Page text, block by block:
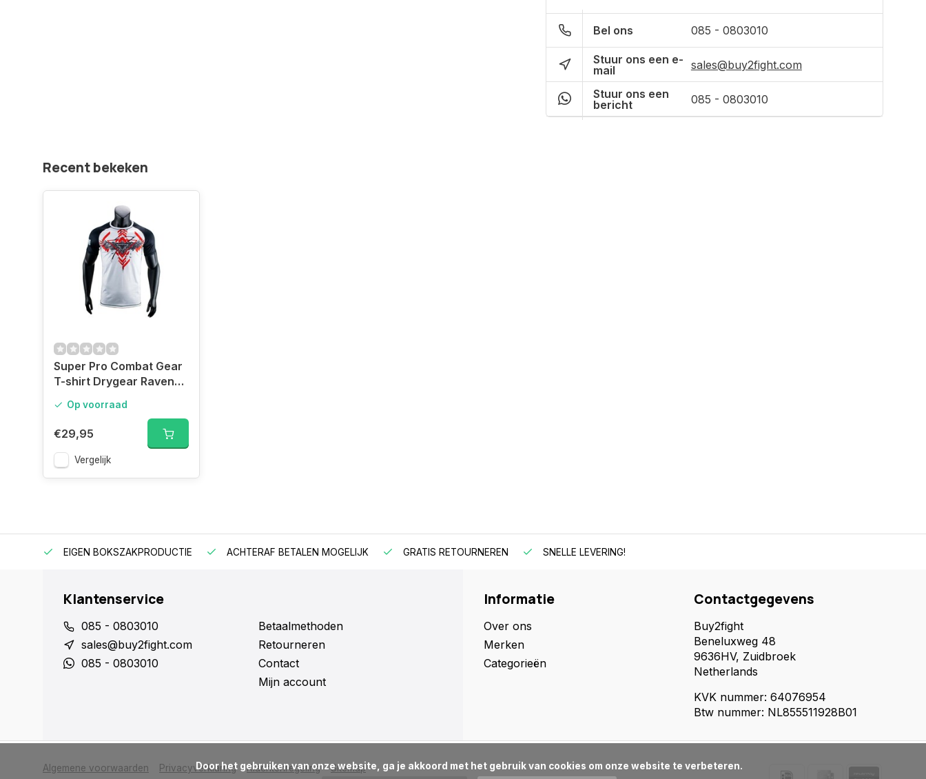
Bel ons 085 - 0803010
Stuur ons een e-
mail
sales@buy2fight.com
Stuur ons een
bericht
085 - 0803010
Recent bekeken
Super Pro Combat Gear
T-shirt Drygear Raven
Op voorraad
€29,95
Vergelijk
EIGEN BOKSZAKPRODUCTIE ACHTERAF BETALEN MOGELIJK GRATIS RETOURNEREN SNELLE LEVERING!
Klantenservice
085 - 0803010
sales@buy2fight.com
085 - 0803010
Betaalmethoden
Retourneren
Contact
Mijn account
Informatie
Over ons
Merken
Categorieën
Contactgegevens
Buy2fight
Beneluxweg 48
9636HV, Zuidbroek
Netherlands
KVK nummer: 64076954
Btw nummer: NL855511928B01
Algemene voorwaarden Privacyverklaring Klachtenregeling Sitemap
      Door het gebruiken van onze website, ga je akkoord met het gebruik van cookies om onze website te verbeteren.